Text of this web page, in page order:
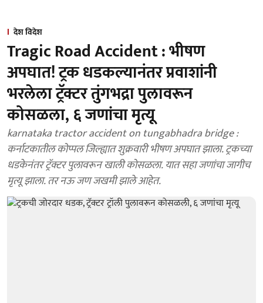
देश विदेश
Tragic Road Accident : भीषण
अपघात! ट्रक धडकल्यानंतर प्रवाशांनी
भरलेला ट्रॅक्टर तुंगभद्रा पुलावरून
कोसळला, ६ जणांचा मृत्यू
karnataka tractor accident on tungabhadra bridge :
कर्नाटकातील कोप्पल जिल्ह्यात शुक्रवारी भीषण अपघात झाला. ट्रकच्या
धडकेनंतर ट्रॅक्टर पुलावरून खाली कोसळला. यात सहा जणांचा जागीच
मृत्यू झाला. तर नऊ जण जखमी झाले आहेत.